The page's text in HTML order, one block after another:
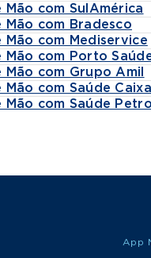
com SulAmérica
Mão com Bradesco
Mão com Mediservice
Mão com Porto
com Grupo Amil
com Saúde Caixa
Mão com Saúde
App